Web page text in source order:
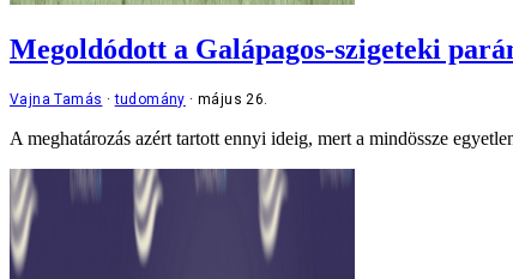
Megoldódott a Galápagos-szigeteki
Vajna Tamás tudomány május 26.
A meghatározás azért tartott ennyi ideig, mert a mindössze